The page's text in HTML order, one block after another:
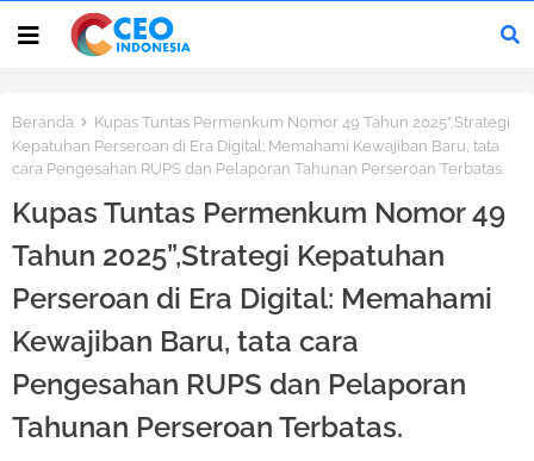
Beranda
Kupas Tuntas Permenkum Nomor 49 Tahun 2025”,Strategi
Kepatuhan Perseroan di Era Digital: Memahami Kewajiban Baru, tata
cara Pengesahan RUPS dan Pelaporan Tahunan Perseroan Terbatas.
Kupas Tuntas Permenkum Nomor 49
Tahun 2025”,Strategi Kepatuhan
Perseroan di Era Digital: Memahami
Kewajiban Baru, tata cara
Pengesahan RUPS dan Pelaporan
Tahunan Perseroan Terbatas.